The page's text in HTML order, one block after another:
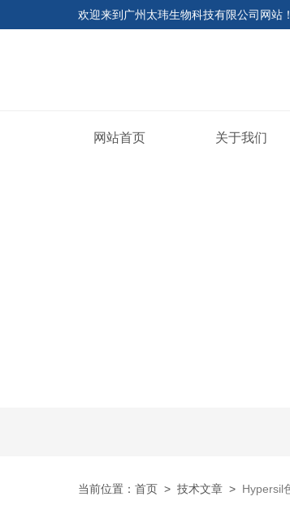
欢迎来到 广州太玮生物科技有限公司网站 ！
网站首页 关于我们
当前位置： 首页 > 技术文章 > Hypersil